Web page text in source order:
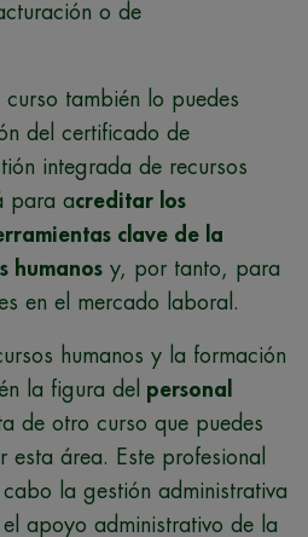
o de
curso también lo puedes
del certificado de
integrada de recursos
para acreditar los
clave de la
humanos y, por tanto, para
en el mercado laboral.
humanos y la formación
la figura del personal
de otro curso que puedes
área. Este profesional
la gestión administrativa
apoyo administrativo de la